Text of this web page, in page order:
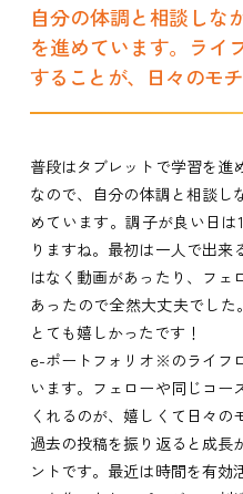
自分の体調と相談しな
を進めています。ライ
することが、日々のモ
普段はタブレットで学習を進
なので、自分の体調と相談し
めています。調子が良い日
りますね。最初は一人で出
はなく動画があったり、フェ
あったので全然大丈夫でした
とても嬉しかったです！
e-ポートフォリオ※のライフ
います。フェローや同じコー
くれるのが、嬉しくて日々の
過去の投稿を振り返ると成長
ントです。最近は時間を有効